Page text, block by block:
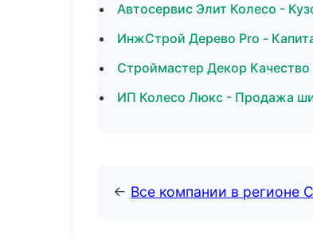
Автосервис Элит Колесо -
ИнжСтрой Дерево Pro -
Строймастер Декор
ИП Колесо Люкс - Продажа
← Все компании в регионе